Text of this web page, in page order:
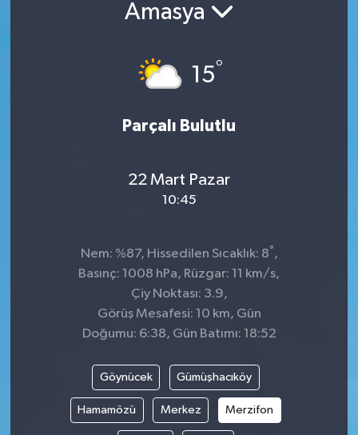
Amasya
15°
Parçalı Bulutlu
22 Mart Pazar
10:45
Nem: %87, Hissedilen Sıcaklık: 8° ,
Basınç: 1008 hPa, Rüzgar: 11 km/s,
Çiy Noktası: 3.9,
Görüş Mesafesi: 10 km, Gün
Doğumu: 6:38, Gün Batımı: 18:52
Göynücek Gümüşhacıköy
Hamamözü Merkez Merzifon